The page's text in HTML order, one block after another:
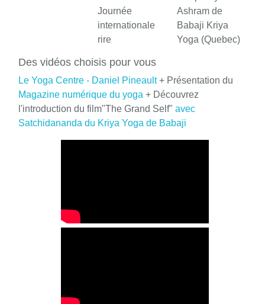
Journée
internationale
rire
Ashram de
Babaji Kriya
Yoga (Quebec)
Des vidéos choisis pour vous
Le Yoga Centre - Daniel Pineault+ Présentation du
Magazine numérique du yoga + Découvrez
l'introduction du film"The Grand Self" avec
Satchidananda du Kriya Yoga de Babaji